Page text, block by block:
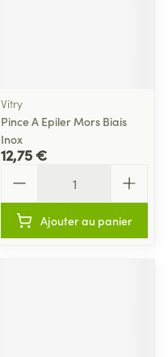
Vitry
Pince A Epiler Mors Biais
Inox
12,75 €
Ajouter au panier